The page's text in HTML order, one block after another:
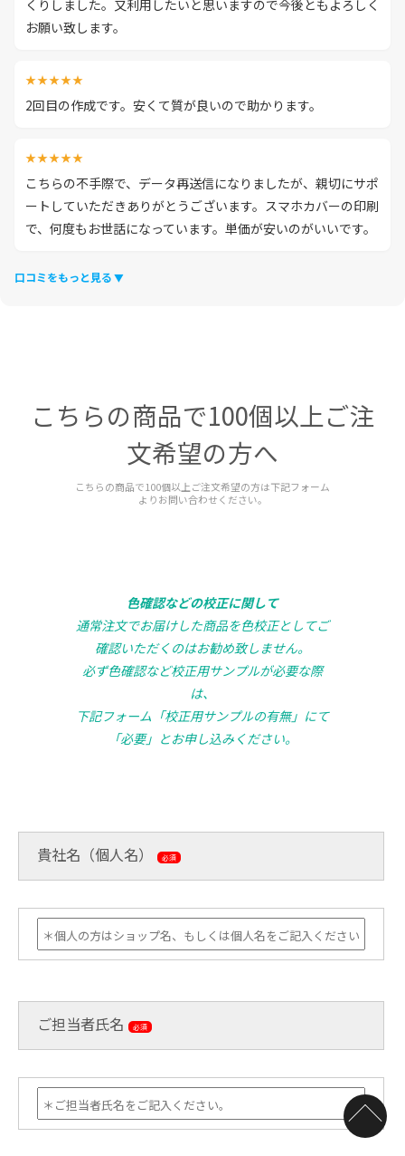
くりしました。又利用したいと思いますので今後ともよろしく
お願い致します。
★★★★★
2回目の作成です。安くて質が良いので助かります。
★★★★★
こちらの不手際で、データ再送信になりましたが、親切にサポ
ートしていただきありがとうございます。スマホカバーの印刷
で、何度もお世話になっています。単価が安いのがいいです。
口コミをもっと見る
こちらの商品で100個以上ご注
文希望の方へ
こちらの商品で100個以上ご注文希望の方は下記フォーム
よりお問い合わせください。
色確認などの校正に関して
通常注文でお届けした商品を色校正としてご
確認いただくのはお勧め致しません。
必ず色確認など校正用サンプルが必要な際
は、
下記フォーム「校正用サンプルの有無」にて
「必要」とお申し込みください。
貴社名（個人名） 必須
ご担当者氏名 必須